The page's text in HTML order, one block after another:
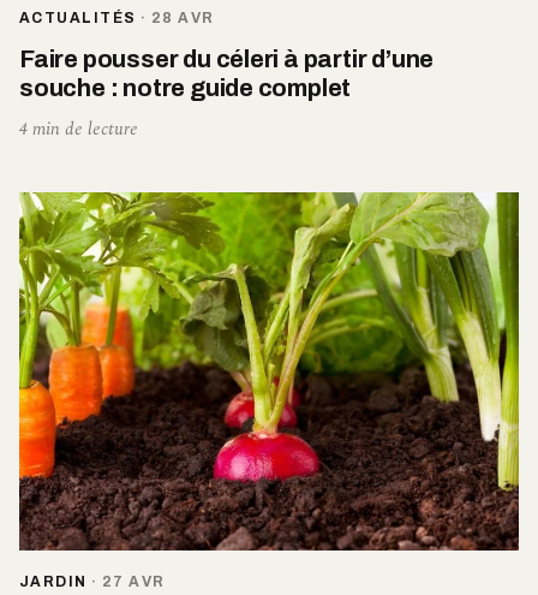
ACTUALITÉS · 28 AVR
Faire pousser du céleri à partir d’une
souche : notre guide complet
4 min de lecture
JARDIN · 27 AVR